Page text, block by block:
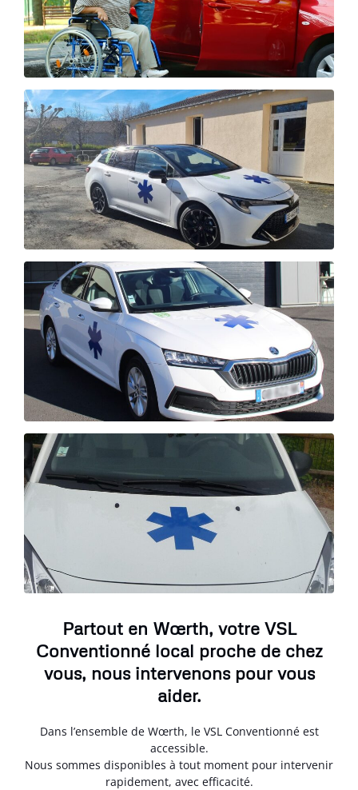
Partout en Wœrth, votre VSL
Conventionné local proche de chez
vous, nous intervenons pour vous
aider.
Dans l’ensemble de Wœrth, le VSL Conventionné est
accessible.
Nous sommes disponibles à tout moment pour intervenir
rapidement, avec efficacité.